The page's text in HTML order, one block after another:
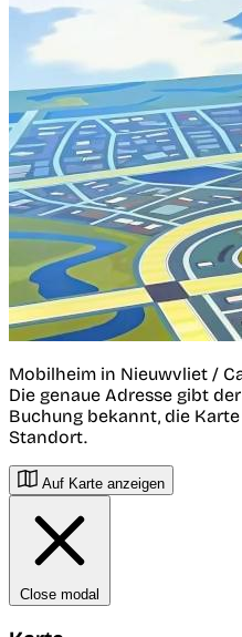
Mobilheim in Nieuwvliet /
Die genaue Adresse gibt
Buchung bekannt, die
Standort.
Auf Karte anzeigen
Close modal